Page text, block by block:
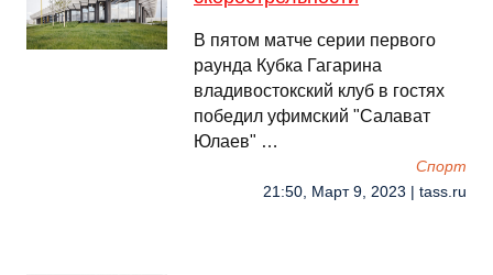
В пятом матче серии первого
раунда Кубка Гагарина
владивостокский клуб в гостях
победил уфимский "Салават
Юлаев" …
Спорт
21:50, Март 9, 2023 | tass.ru